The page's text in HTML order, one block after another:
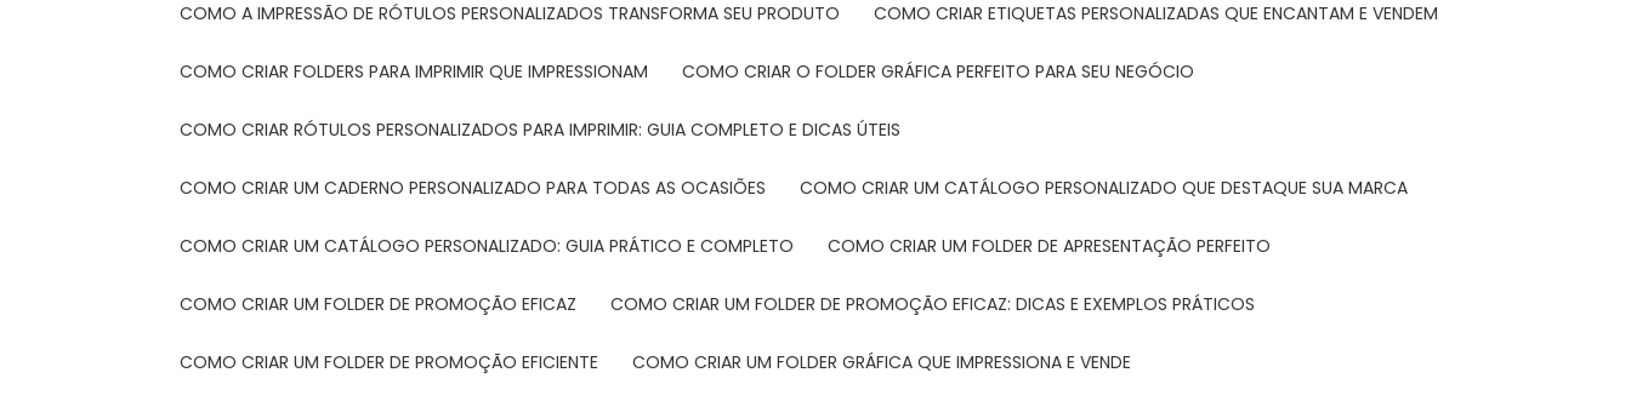
COMO A IMPRESSÃO DE RÓTULOS PERSONALIZADOS TRANSFORMA SEU PRODUTO COMO CRIAR ETIQUETAS PERSONALIZADAS QUE ENCANTAM E VENDEM
COMO CRIAR FOLDERS PARA IMPRIMIR QUE IMPRESSIONAM COMO CRIAR O FOLDER GRÁFICA PERFEITO PARA SEU NEGÓCIO
COMO CRIAR RÓTULOS PERSONALIZADOS PARA IMPRIMIR: GUIA COMPLETO E DICAS ÚTEIS
COMO CRIAR UM CADERNO PERSONALIZADO PARA TODAS AS OCASIÕES COMO CRIAR UM CATÁLOGO PERSONALIZADO QUE DESTAQUE SUA MARCA
COMO CRIAR UM CATÁLOGO PERSONALIZADO: GUIA PRÁTICO E COMPLETO COMO CRIAR UM FOLDER DE APRESENTAÇÃO PERFEITO
COMO CRIAR UM FOLDER DE PROMOÇÃO EFICAZ COMO CRIAR UM FOLDER DE PROMOÇÃO EFICAZ: DICAS E EXEMPLOS PRÁTICOS
COMO CRIAR UM FOLDER DE PROMOÇÃO EFICIENTE COMO CRIAR UM FOLDER GRÁFICA QUE IMPRESSIONA E VENDE